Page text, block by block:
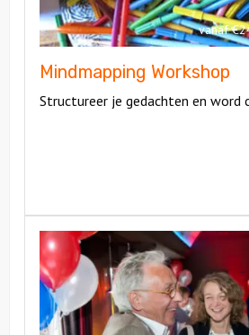
vanaf
Mindmapping Workshop
Structureer je gedachten en word
Bekijk
Speeddaten
met
collega’s